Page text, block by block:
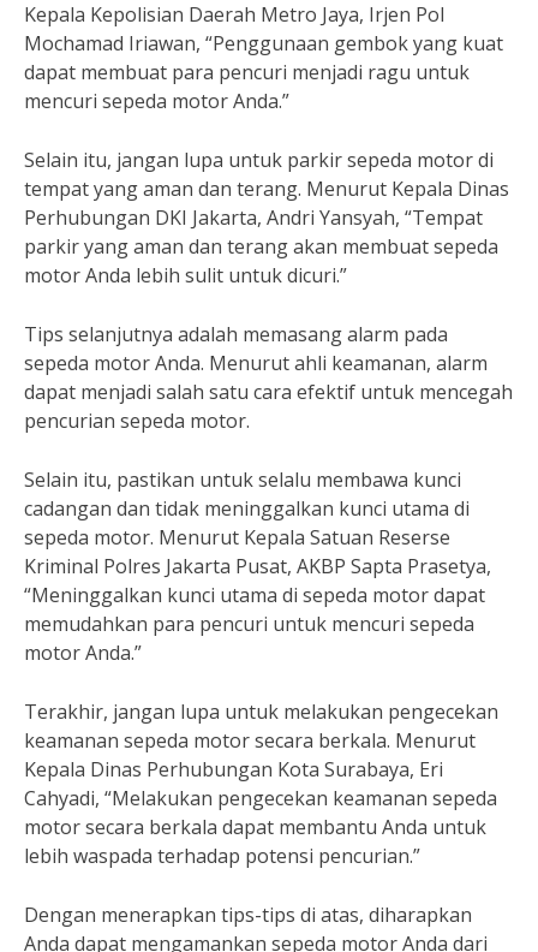
Kepala Kepolisian Daerah Metro Jaya, Irjen Pol
Mochamad Iriawan, “Penggunaan gembok yang kuat
dapat membuat para pencuri menjadi ragu untuk
mencuri sepeda motor Anda.”
Selain itu, jangan lupa untuk parkir sepeda motor di
tempat yang aman dan terang. Menurut Kepala Dinas
Perhubungan DKI Jakarta, Andri Yansyah, “Tempat
parkir yang aman dan terang akan membuat sepeda
motor Anda lebih sulit untuk dicuri.”
Tips selanjutnya adalah memasang alarm pada
sepeda motor Anda. Menurut ahli keamanan, alarm
dapat menjadi salah satu cara efektif untuk mencegah
pencurian sepeda motor.
Selain itu, pastikan untuk selalu membawa kunci
cadangan dan tidak meninggalkan kunci utama di
sepeda motor. Menurut Kepala Satuan Reserse
Kriminal Polres Jakarta Pusat, AKBP Sapta Prasetya,
“Meninggalkan kunci utama di sepeda motor dapat
memudahkan para pencuri untuk mencuri sepeda
motor Anda.”
Terakhir, jangan lupa untuk melakukan pengecekan
keamanan sepeda motor secara berkala. Menurut
Kepala Dinas Perhubungan Kota Surabaya, Eri
Cahyadi, “Melakukan pengecekan keamanan sepeda
motor secara berkala dapat membantu Anda untuk
lebih waspada terhadap potensi pencurian.”
Dengan menerapkan tips-tips di atas, diharapkan
Anda dapat mengamankan sepeda motor Anda dari